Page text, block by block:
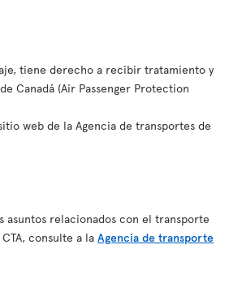
tiene derecho a recibir tratamiento y
Canadá (Air Passenger Protection
web de la Agencia de transportes de
asuntos relacionados con el transporte
consulte a la Agencia de transporte